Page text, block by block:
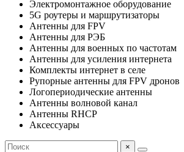
Электромонтажное оборудование
5G роутеры и маршрутизаторы
Антенны для FPV
Антенны для РЭБ
Антенны для военных по частотам
Антенны для усиления интернета
Комплекты интернет в селе
Рупорные антенны для FPV дронов
Логопериодические антенны
Антенны волновой канал
Антенны RHCP
Аксессуары
×